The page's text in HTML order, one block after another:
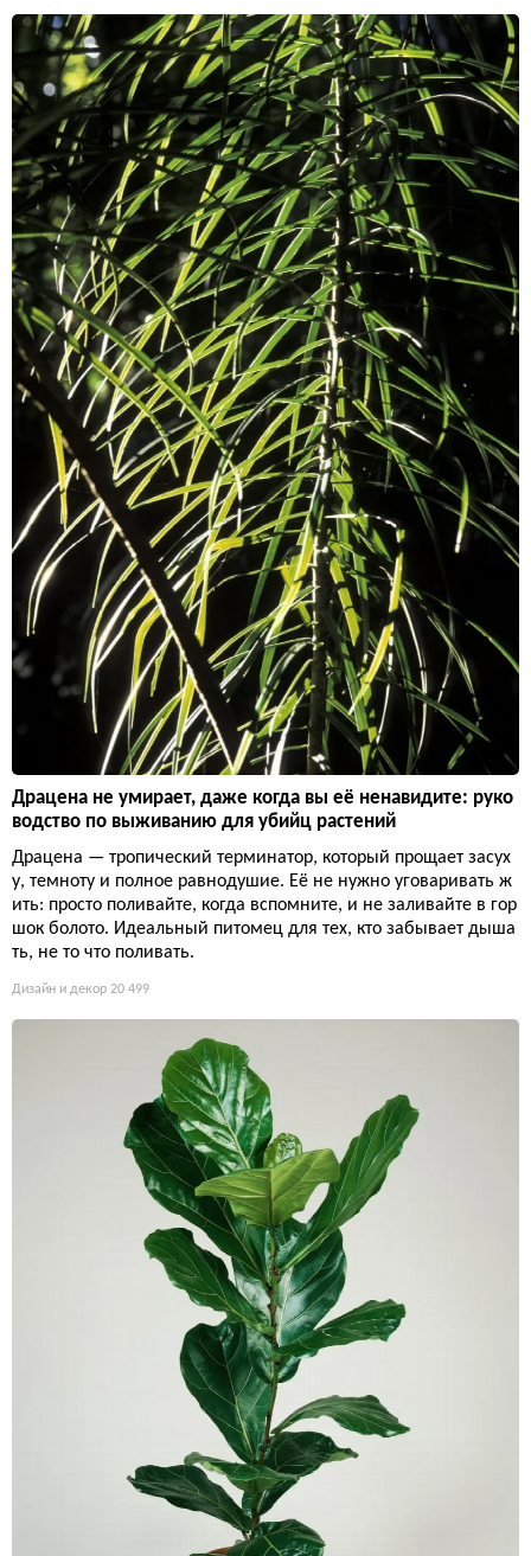
Драцена не умирает, даже когда вы её ненавидите: руко
водство по выживанию для убийц растений
Драцена — тропический терминатор, который прощает засух
у, темноту и полное равнодушие. Её не нужно уговаривать ж
ить: просто поливайте, когда вспомните, и не заливайте в гор
шок болото. Идеальный питомец для тех, кто забывает дыша
ть, не то что поливать.
Дизайн и декор 20 499